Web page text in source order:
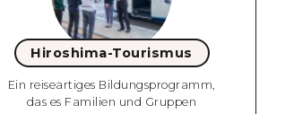
Hiroshima-Tourismus
Ein reiseartiges Bildungsprogramm,
das es Familien und Gruppen